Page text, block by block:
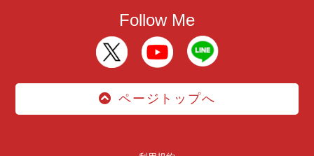
Follow Me
ページトップへ